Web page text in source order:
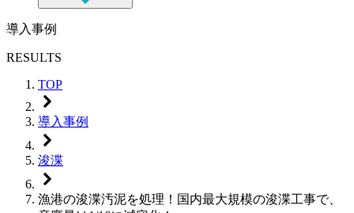
導入事例
RESULTS
TOP
導入事例
浚渫
漁港の浚渫汚泥を処理！国内最大規模の浚渫工事で、